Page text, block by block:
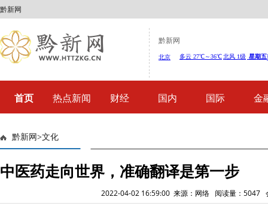
黔新网
黔新网
首页 热点新闻 财经 国内 国际 金
黔新网 >文化
中医药走向世界，准确翻译是第一步
2022-04-02 16:59:00 来源：网络 阅读量：5047